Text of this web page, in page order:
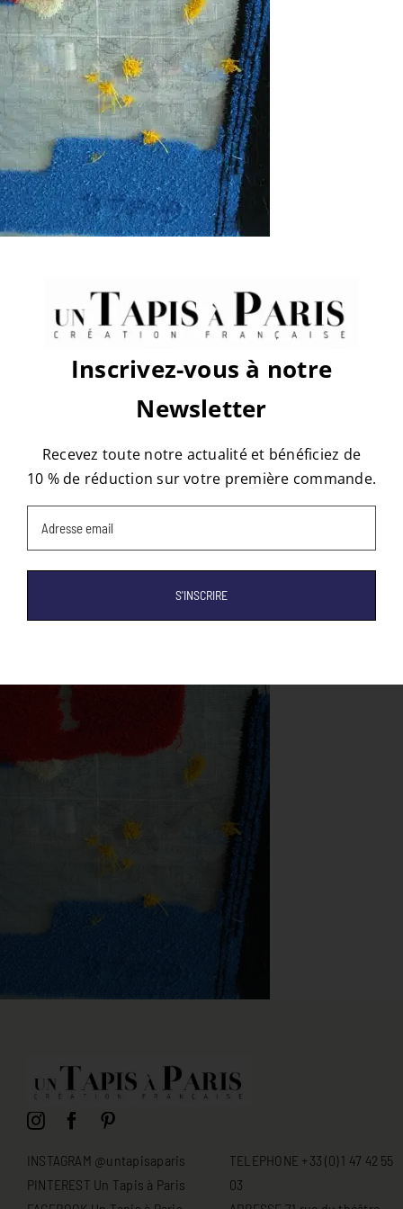
ParClémence | décembre 24th, 2019 | Commentaires fermés
Platform!
Facebook RedditLinkedInWhatsApp
TumblrPinterest
Vk Email
À propos de l'auteur :Clémence
INSTAGRAM @untapisaparis
PINTEREST Un Tapis à Paris
TELEPHONE +33 (0) 1 47 42 55
03
Inscrivez-vous à notre
Newsletter
Recevez toute notre actualité et bénéficiez de
10 % de réduction sur votre première commande.